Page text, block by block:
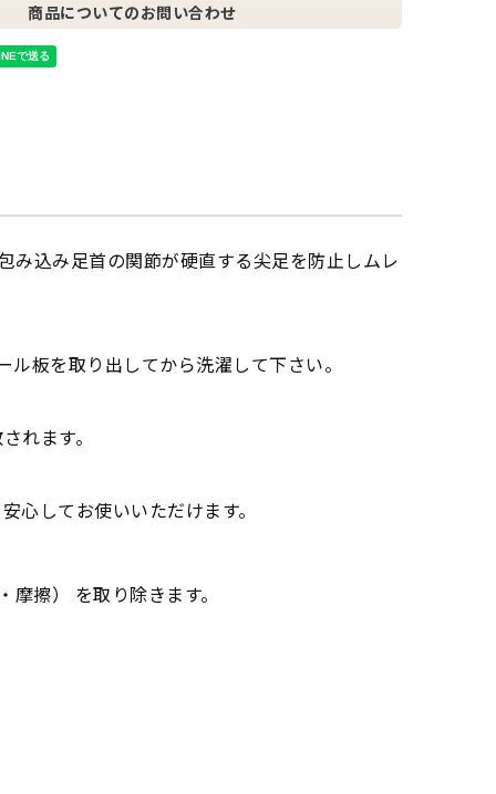
商品についてのお問い合わせ
み込み足首の関節が硬直する尖足を防止しムレ
板を取り出してから洗濯して下さい。
れます。
心してお使いいただけます。
擦） を取り除きます。